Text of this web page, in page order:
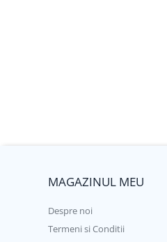
Profil C zincat
Profil tip H
MAGAZINUL MEU
Despre noi
Termeni si Conditii